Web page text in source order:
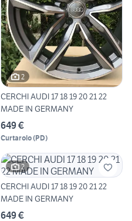
2
CERCHI AUDI 17 18 19 20 21 22
MADE IN GERMANY
649 €
Curtarolo(PD)
2
CERCHI AUDI 17 18 19 20 21 22
MADE IN GERMANY
649 €